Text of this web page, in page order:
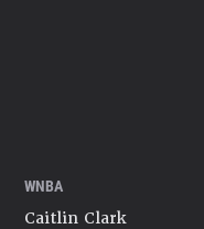
WNBA
Caitlin Clark